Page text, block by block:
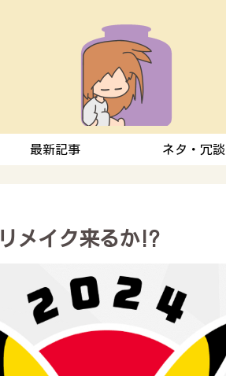
最新記事 ネタ・冗談
リメイク来るか⁉︎